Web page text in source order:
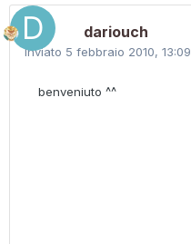
dariouch
Inviato 5 febbraio 2010, 13:09
benveniuto ^^